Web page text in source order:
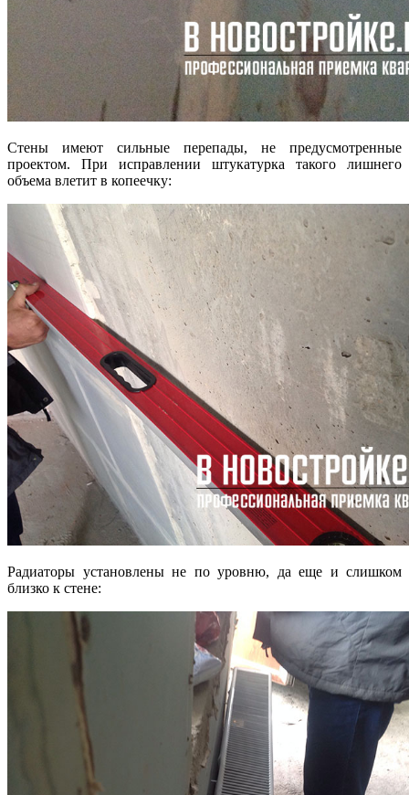
Стены имеют сильные перепады, не предусмотренные
проектом. При исправлении штукатурка такого лишнего
объема влетит в копеечку:
Радиаторы установлены не по уровню, да еще и слишком
близко к стене: